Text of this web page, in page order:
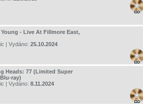
- Live At Fillmore East,
| Vydáno: 25.10.2024
Heads: 77 (Limited Super
ray)
| Vydáno: 8.11.2024